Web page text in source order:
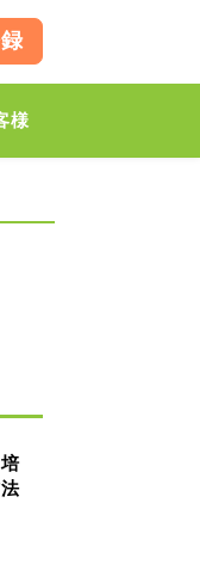
様